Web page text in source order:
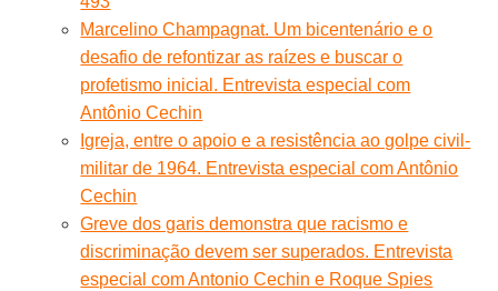
Marcelino Champagnat. Um bicentenário e o
desafio de refontizar as raízes e buscar o
profetismo inicial. Entrevista especial com
Antônio Cechin
Igreja, entre o apoio e a resistência ao golpe civil-
militar de 1964. Entrevista especial com Antônio
Cechin
Greve dos garis demonstra que racismo e
discriminação devem ser superados. Entrevista
especial com Antonio Cechin e Roque Spies